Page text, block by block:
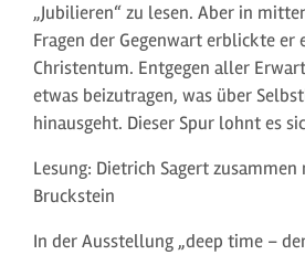
„Jubilieren“ zu lesen. Aber in
Fragen der Gegenwart erblickte er
Christentum. Entgegen aller
etwas beizutragen, was über
hinausgeht. Dieser Spur lohnt es
Lesung: Dietrich Sagert
Bruckstein
In der Ausstellung „deep time –